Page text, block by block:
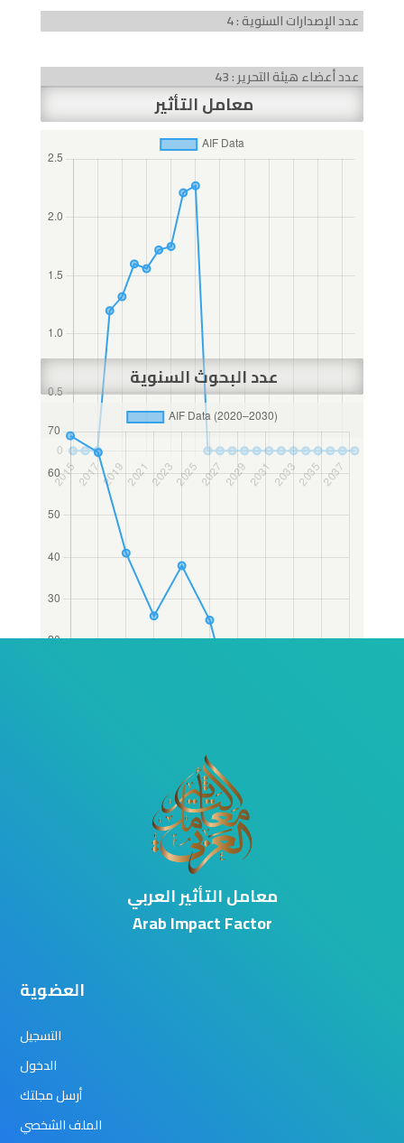
عدد الإصدارات السنوية : 4
عدد أعضاء هيئة التحرير : 43
معامل التأثير
عدد البحوث السنوية
معامل التأثير العربي
Arab Impact Factor
العضوية
التسجيل
الدخول
أرسل مجلتك
الملف الشخصي